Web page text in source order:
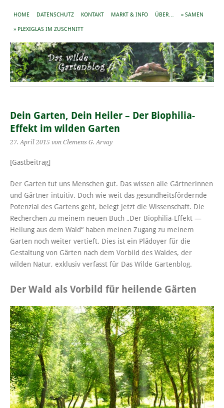
HOME DATENSCHUTZ KONTAKT MARKT & INFO ÜBER… » SAMEN
» PLEXIGLAS IM ZUSCHNITT
Dein Garten, Dein Heiler – Der Biophilia-
Effekt im wilden Garten
27. April 2015 von Clemens G. Arvay
[Gastbeitrag]
Der Garten tut uns Menschen gut. Das wissen alle Gärtnerinnen
und Gärtner intuitiv. Doch wie weit das gesundheitsfördernde
Potenzial des Gartens geht, belegt jetzt die Wissenschaft. Die
Recherchen zu meinem neuen Buch „Der Biophilia-Effekt —
Heilung aus dem Wald“ haben meinen Zugang zu meinem
Garten noch weiter vertieft. Dies ist ein Plädoyer für die
Gestaltung von Gärten nach dem Vorbild des Waldes, der
wilden Natur, exklusiv verfasst für Das Wilde Gartenblog.
Der Wald als Vorbild für heilende Gärten